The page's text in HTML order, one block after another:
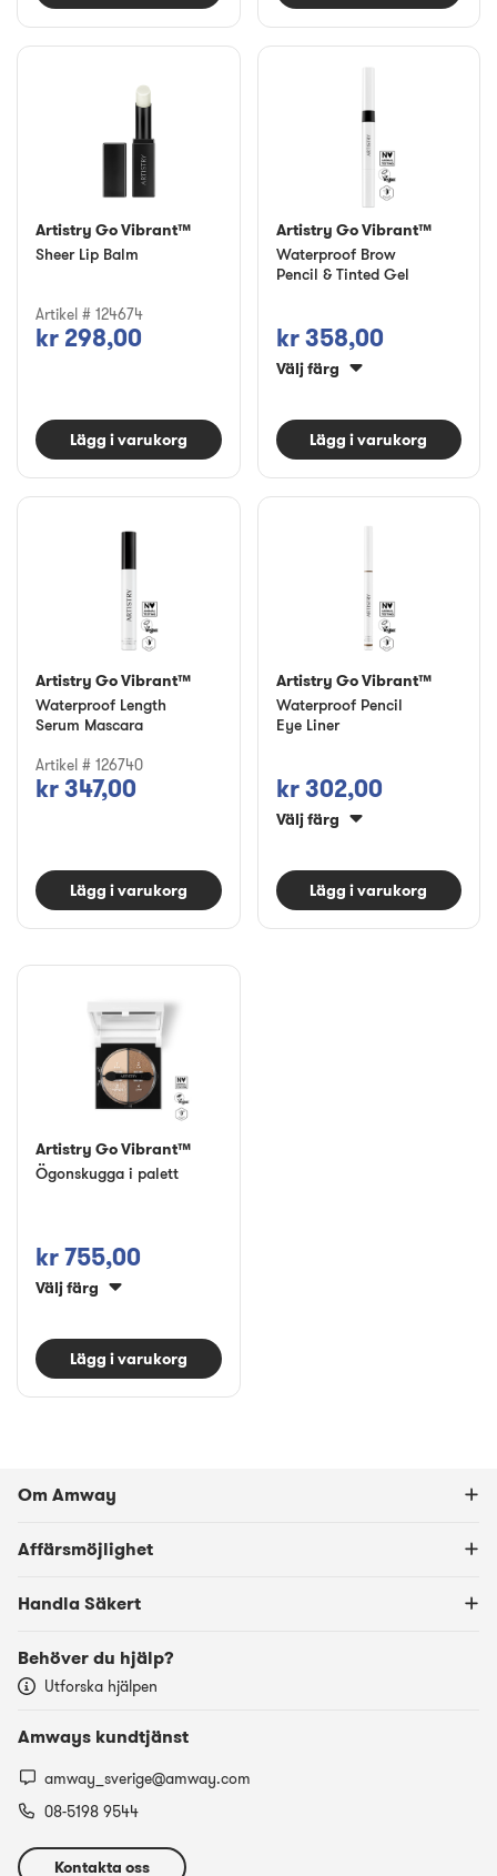
Artistry Go Vibrant™
Sheer Lip Balm
Artikel # 124674
kr 298,00
Lägg i varukorg
Artistry Go Vibrant™
Waterproof Brow
Pencil & Tinted Gel
kr 358,00
Välj färg
Lägg i varukorg
Artistry Go Vibrant™
Waterproof Length
Serum Mascara
Artikel # 126740
kr 347,00
Lägg i varukorg
Artistry Go Vibrant™
Waterproof Pencil
Eye Liner
kr 302,00
Välj färg
Lägg i varukorg
Artistry Go Vibrant™
Ögonskugga i palett
kr 755,00
Välj färg
Lägg i varukorg
Om Amway
Affärsmöjlighet
Handla Säkert
Behöver du hjälp?
Utforska hjälpen
Amways kundtjänst
amway_sverige@amway.com
08-5198 9544
Kontakta oss